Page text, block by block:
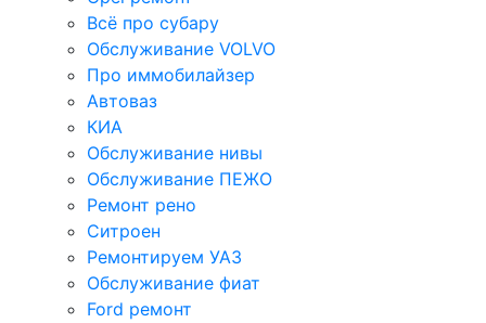
Всё про субару
Обслуживание VOLVO
Про иммобилайзер
Автоваз
КИА
Обслуживание нивы
Обслуживание ПЕЖО
Ремонт рено
Ситроен
Ремонтируем УАЗ
Обслуживание фиат
Ford ремонт